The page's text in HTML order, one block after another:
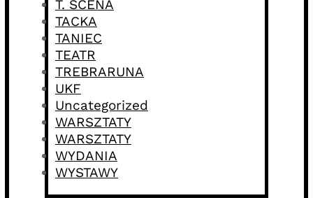
T. SCENA
TACKA
TANIEC
TEATR
TREBRARUNA
UKF
Uncategorized
WARSZTATY
WARSZTATY
WYDANIA
WYSTAWY